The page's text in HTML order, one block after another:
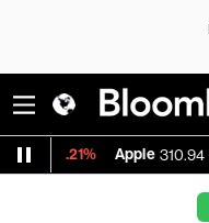
Apple 310.94 +0.55%